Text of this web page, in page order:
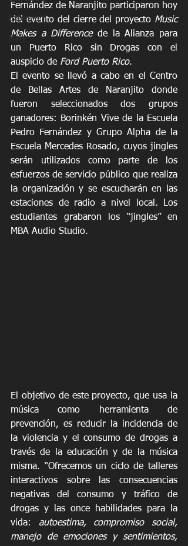
Extreme H
Rally
Fernández de Naranjito participaron hoy
del evento del cierre del proyecto Music
Makes a Difference de la Alianza para
un Puerto Rico sin Drogas con el
auspicio de Ford Puerto Rico.
El evento se llevó a cabo en el Centro
de Bellas Artes de Naranjito donde
fueron seleccionados dos grupos
ganadores: Borinkén Vive de la Escuela
Pedro Fernández y Grupo Alpha de la
Escuela Mercedes Rosado, cuyos jingles
serán utilizados como parte de los
esfuerzos de servicio público que realiza
la organización y se escucharán en las
estaciones de radio a nivel local. Los
estudiantes grabaron los “jingles” en
MBA Audio Studio.
El objetivo de este proyecto, que usa la
música como herramienta de
prevención, es reducir la incidencia de
la violencia y el consumo de drogas a
través de la educación y de la música
misma. “Ofrecemos un ciclo de talleres
interactivos sobre las consecuencias
negativas del consumo y tráfico de
drogas y las once habilidades para la
vida: autoestima, compromiso social,
manejo de emociones y sentimientos,